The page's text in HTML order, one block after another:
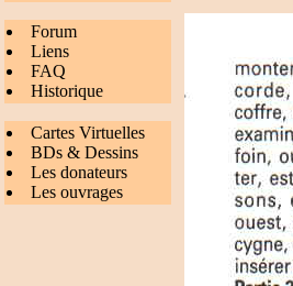
Forum
Liens
FAQ
Historique
Cartes Virtuelles
BDs & Dessins
Les donateurs
Les ouvrages